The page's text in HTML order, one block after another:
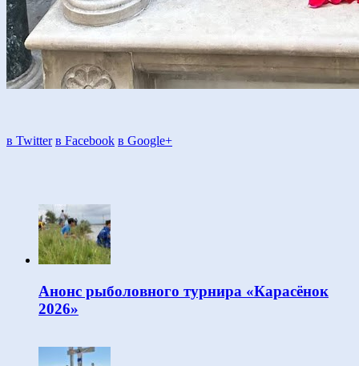
в Twitter в Facebook в Google+
Анонс рыболовного турнира «Карасёнок
2026»